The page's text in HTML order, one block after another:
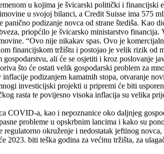
u kojima je švicarski politički i financijski
u svojoj bilanci, a Credit Suisse ima 575
panično podizanje novca od strane štediša.
priopćilo je švicarsko ministarstvo
“Ovo nije nikakav spas. Ovo je
financijskom tržištu i postojao je velik rizik od
ali će se osjetiti i kroz poslovanje
što će ostati velik gospodarski problem za
podizanjem kamatnih stopa, otvaranje
investicijski projekti u pripremi će biti
rasta te povijesno visoka inflacija su velika
COVID-a, kao i nepoznanice oko daljnjeg
probleme u opskrbnim lancima i kako su
regulatorno okruženje i nedostatak jeftinog
biti teška godina za većinu tržišta, za